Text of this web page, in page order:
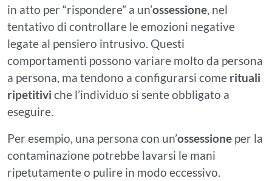
in atto per “rispondere” a un’ossessione, nel
tentativo di controllare le emozioni negative
legate al pensiero intrusivo. Questi
comportamenti possono variare molto da persona
a persona, ma tendono a configurarsi come rituali
ripetitivi che l’individuo si sente obbligato a
eseguire.
Per esempio, una persona con un’ossessione per la
contaminazione potrebbe lavarsi le mani
ripetutamente o pulire in modo eccessivo.